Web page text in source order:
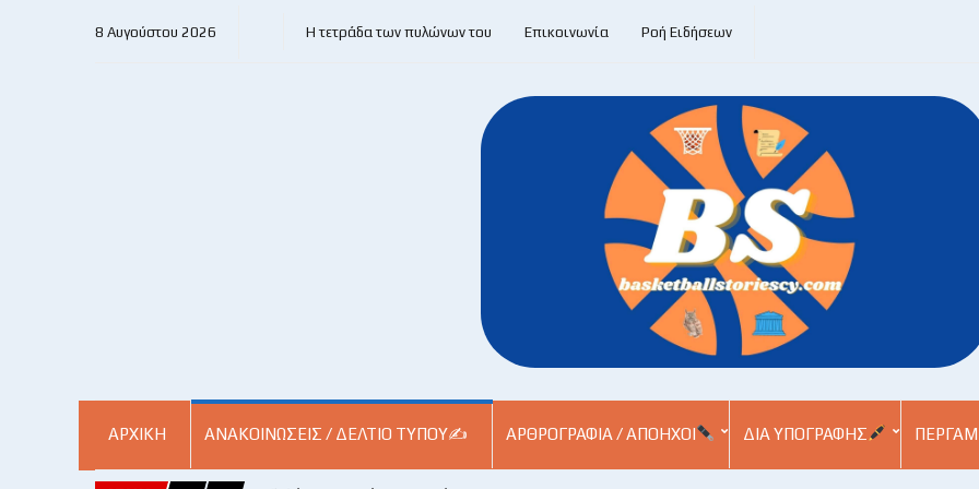
8 Αυγούστου 2026 Η τετράδα των πυλώνων του Επικοινωνία Ροή Ειδήσεων
ΑΡΧΙΚΗ ΑΝΑΚΟΙΝΏΣΕΙΣ / ΔΕΛΤΊΟ ΤΎΠΟΥ✍ ΑΡΘΡΟΓΡΑΦΊΑ / ΑΠΌΗΧΟΙ ΔΙΑ ΥΠΟΓΡΑΦΉΣ